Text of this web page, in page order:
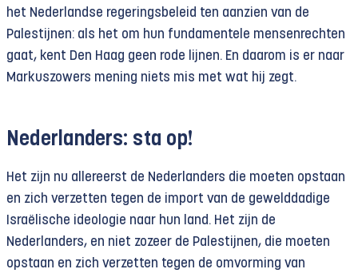
het Nederlandse regeringsbeleid ten aanzien van de
Palestijnen: als het om hun fundamentele mensenrechten
gaat, kent Den Haag geen rode lijnen. En daarom is er naar
Markuszowers mening niets mis met wat hij zegt.
Nederlanders: sta op!
Het zijn nu allereerst de Nederlanders die moeten opstaan ​​
en zich verzetten tegen de import van de gewelddadige
Israëlische ideologie naar hun land. Het zijn de
Nederlanders, en niet zozeer de Palestijnen, die moeten
opstaan ​​en zich verzetten tegen de omvorming van